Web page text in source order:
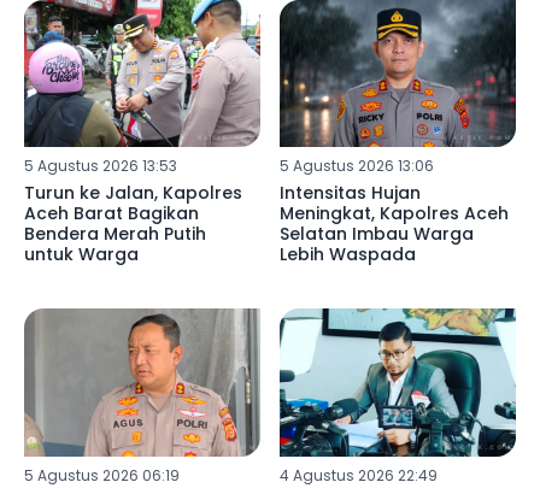
5 Agustus 2026 13:53
Turun ke Jalan, Kapolres
Aceh Barat Bagikan
Bendera Merah Putih
untuk Warga
5 Agustus 2026 13:06
Intensitas Hujan
Meningkat, Kapolres Aceh
Selatan Imbau Warga
Lebih Waspada
5 Agustus 2026 06:19 4 Agustus 2026 22:49